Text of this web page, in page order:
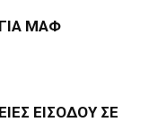
ΜΑΦ
ΕΙΣΟΔΟΥ ΣΕ